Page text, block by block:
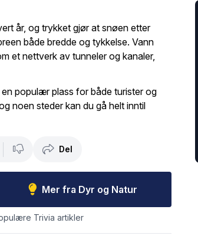
år, og trykket gjør at snøen etter
både bredde og tykkelse. Vann
et nettverk av tunneler og kanaler,
populær plass for både turister og
noen steder kan du gå helt inntil
Del
Mer fra Dyr og Natur
Trivia artikler